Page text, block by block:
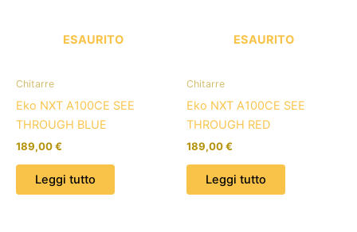
ESAURITO
Chitarre
Eko NXT A100CE SEE
THROUGH BLUE
189,00€
Leggi tutto
ESAURITO
Chitarre
Eko NXT A100CE SEE
THROUGH RED
189,00€
Leggi tutto